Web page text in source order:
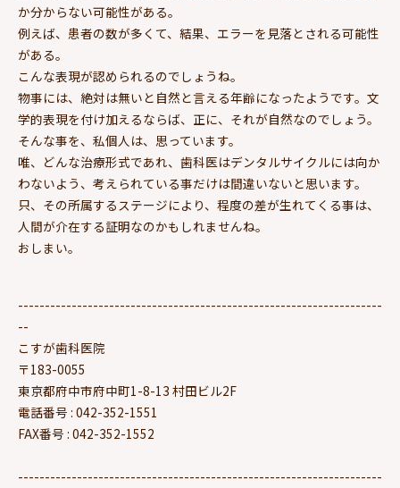
か分からない可能性がある。
例えば、患者の数が多くて、結果、エラーを見落とされる可能性
がある。
こんな表現が認められるのでしょうね。
物事には、絶対は無いと自然と言える年齢になったようです。文
学的表現を付け加えるならば、正に、それが自然なのでしょう。
そんな事を、私個人は、思っています。
唯、どんな治療形式であれ、歯科医はデンタルサイクルには向か
わないよう、考えられている事だけは間違いないと思います。
只、その所属するステージにより、程度の差が生れてくる事は、
人間が介在する証明なのかもしれませんね。
おしまい。
--------------------------------------------------------------------
--
こすが歯科医院
〒183-0055
東京都府中市府中町1-8-13 村田ビル2F
電話番号 : 042-352-1551
FAX番号 : 042-352-1552
--------------------------------------------------------------------